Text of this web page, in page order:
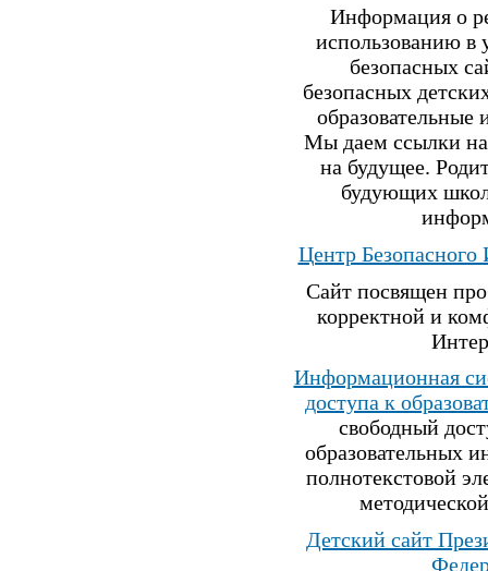
Информация о
использованию в
безопасных
безопасных
образовательные
Мы даем ссылки
на будущее.
будующих
Центр Безопасного
Сайт посвящен
корректной и
Информационная
доступа к
свободный
образовательных
полнотекстовой
Детский сайт